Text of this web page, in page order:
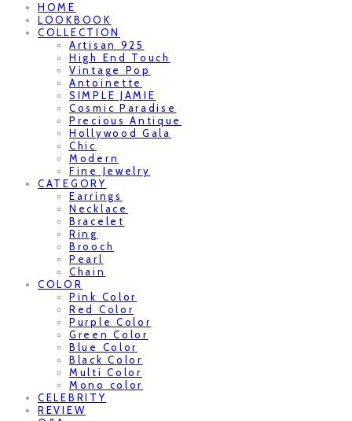
HOME
LOOKBOOK
COLLECTION
Artisan 925
High End Touch
Vintage Pop
Antoinette
SIMPLE JAMIE
Cosmic Paradise
Precious Antique
Hollywood Gala
Chic
Modern
Fine Jewelry
CATEGORY
Earrings
Necklace
Bracelet
Ring
Brooch
Pearl
Chain
COLOR
Pink Color
Red Color
Purple Color
Green Color
Blue Color
Black Color
Multi Color
Mono color
CELEBRITY
REVIEW